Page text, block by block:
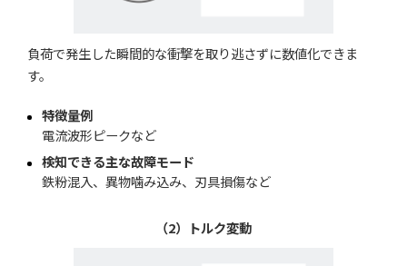
負荷で発生した瞬間的な衝撃を取り逃さずに数値化できま
す。
特徴量例
電流波形ピークなど
検知できる主な故障モード
鉄粉混入、異物噛み込み、刃具損傷など
（2）トルク変動